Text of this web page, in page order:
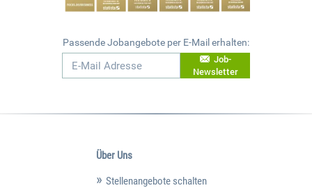
Passende Jobangebote per E-Mail erhalten:
Job-
Newsletter
Über Uns
Stellenangebote schalten